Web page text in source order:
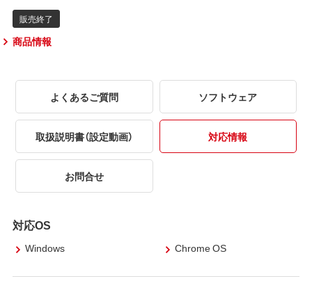
商品情報
よくあるご質問 ソフトウェア
取扱説明書（設定動画） 対応情報
お問合せ
対応OS
Windows Chrome OS